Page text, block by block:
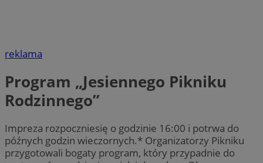
reklama
Program „Jesiennego Pikniku
Rodzinnego”
Impreza rozpoczniesię o godzinie 16:00 i potrwa do
późnych godzin wieczornych.* Organizatorzy Pikniku
przygotowali bogaty program, który przypadnie do